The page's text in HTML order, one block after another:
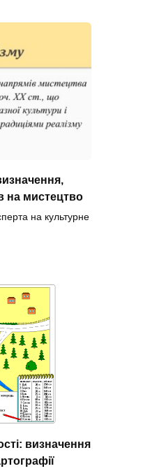
на мистецтво
на культурне
визначення